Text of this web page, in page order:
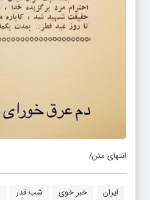
انتهای متن/
ایران خبر خوی شب قدر